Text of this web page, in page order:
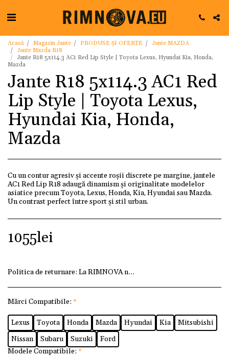
Acasă Magazin Jante PRODUSE ȘI OFERTE
Jante MAZDA
Jante Mazda R18
Jante R18 5x114.3 AC1 Red Lip Style | Toyota Lexus, Hyundai Kia, Honda,
Mazda
Jante R18 5x114.3 AC1 Red
Lip Style | Toyota Lexus,
Hyundai Kia, Honda,
Mazda
Cu un contur agresiv și accente roșii discrete pe margine, jantele
AC1 Red Lip R18 adaugă dinamism și originalitate modelelor
asiatice precum Toyota, Lexus, Honda, Kia, Hyundai sau Mazda.
Un contrast perfect între sport și stil urban.
1055lei
Politica de returnare: La RIMNOVA ne dorim ca fiecare
Mărci Compatibile: *
Lexus Toyota Honda Mazda Hyundai Kia
Mitsubishi
Nissan
Subaru Suzuki
Ford
Modele Compatibile: *